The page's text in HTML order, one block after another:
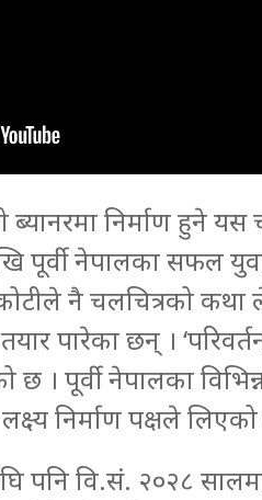
ब्यानरमा निर्माण हुने
पूर्वी नेपालका सफल
नै चलचित्रको
पारेका छन् ।
छ । पूर्वी नेपालका
लक्ष्य निर्माण पक्षले
पनि वि.सं. २०२८